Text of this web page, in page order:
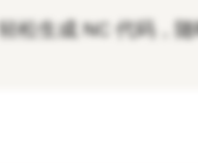
松生成 NC 代码，